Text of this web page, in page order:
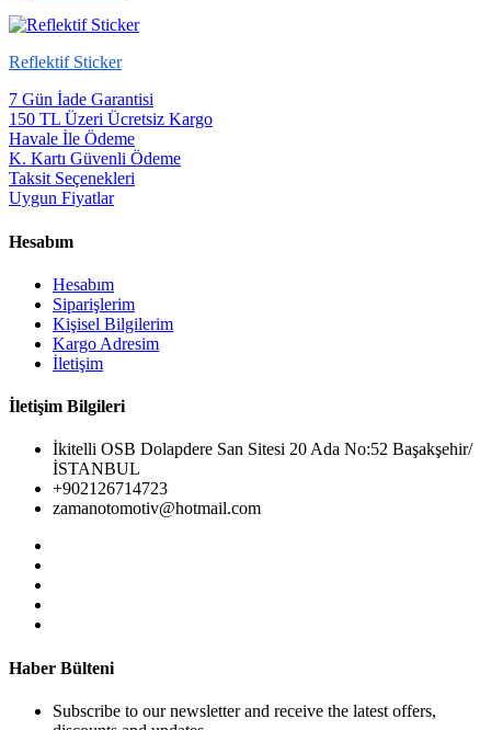
Reflektif Sticker
7 Gün İade Garantisi
150 TL Üzeri Ücretsiz Kargo
Havale İle Ödeme
K. Kartı Güvenli Ödeme
Taksit Seçenekleri
Uygun Fiyatlar
Hesabım
Hesabım
Siparişlerim
Kişisel Bilgilerim
Kargo Adresim
İletişim
İletişim Bilgileri
İkitelli OSB Dolapdere San Sitesi 20 Ada No:52 Başakşehir/
İSTANBUL
+902126714723
zamanotomotiv@hotmail.com
Haber Bülteni
Subscribe to our newsletter and receive the latest offers,